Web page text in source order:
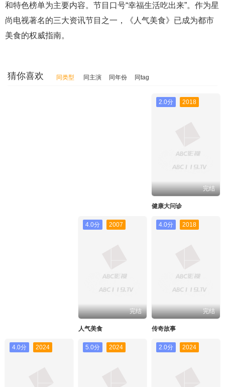
和特色榜单为主要内容。节目口号“幸福生活吃出来”。作为星
尚电视著名的三大资讯节目之一，《人气美食》已成为都市
美食的权威指南。
猜你喜欢 同类型 同主演 同年份 同tag
2.0分 2018
完结
健康大问诊
4.0分 2007
完结
人气美食
4.0分 2018
完结
传奇故事
4.0分 2024 5.0分 2024 2.0分 2024